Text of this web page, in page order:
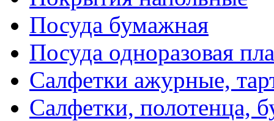
Посуда бумажная
Посуда одноразовая
Салфетки ажурные,
Салфетки, полотенца,